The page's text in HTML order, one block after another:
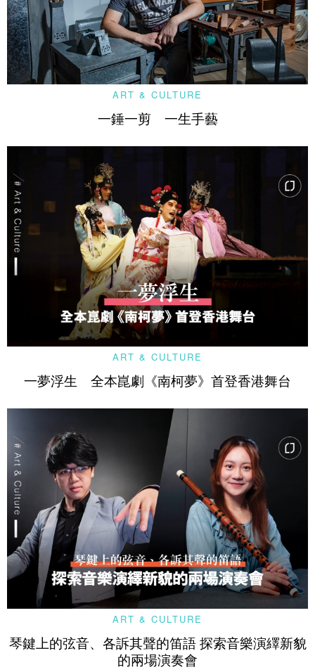
ART & CULTURE
一錘一剪 一生手藝
ART & CULTURE
一夢浮生 全本崑劇《南柯夢》首登香港舞台
ART & CULTURE
琴鍵上的弦音、各訴其聲的笛語 探索音樂演繹新貌
的兩場演奏會